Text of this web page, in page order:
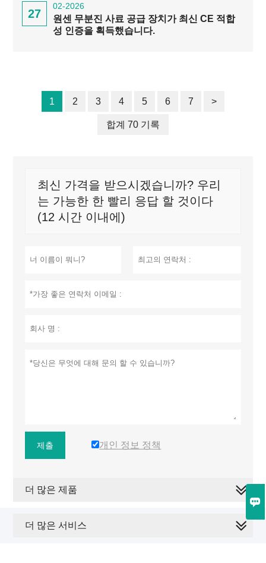

27
02-2026
원센 무분진 사료 공급 장치가 최신 CE 적합
성 인증을 획득했습니다.
1 2 3 4 5 6 7 >
합계 70 기록
최신 가격을 받으시겠습니까? 우리
는 가능한 한 빨리 응답 할 것이다
(12 시간 이내에)
제출 개인 정보 정책
더 많은 제품
더 많은 서비스